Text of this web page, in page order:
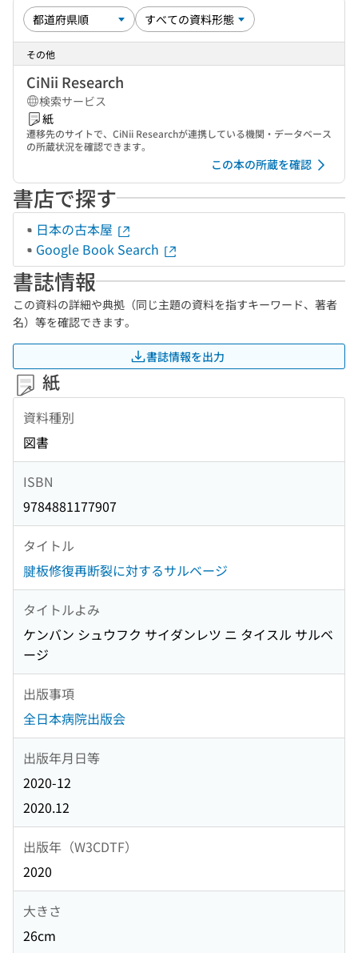
その他
CiNii Research
検索サービス
紙
遷移先のサイトで、CiNii Researchが連携している機関・データベース
の所蔵状況を確認できます。
この本の所蔵を確認
書店で探す
日本の古本屋
Google Book Search
書誌情報
この資料の詳細や典拠（同じ主題の資料を指すキーワード、著者
名）等を確認できます。
書誌情報を出力
紙
資料種別
図書
ISBN
9784881177907
タイトル
腱板修復再断裂に対するサルベージ
タイトルよみ
ケンバン シュウフク サイダンレツ ニ タイスル サルベ
ージ
出版事項
全日本病院出版会
出版年月日等
2020-12
2020.12
出版年（W3CDTF）
2020
大きさ
26cm